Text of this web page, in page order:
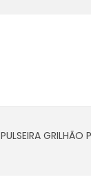
PULSEIRA GRILHÃO